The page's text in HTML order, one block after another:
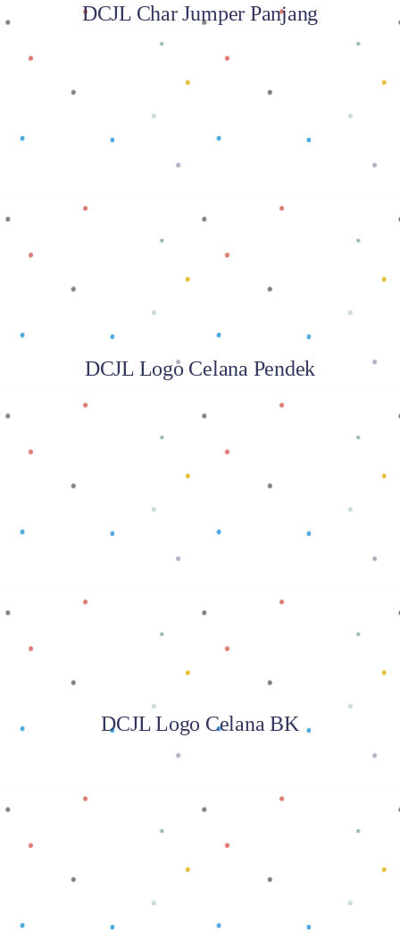
DCJL Char Jumper Panjang
DCJL Logo Celana Pendek
Baca selengkapnya
DCJL Logo Celana BK
Baca selengkapnya